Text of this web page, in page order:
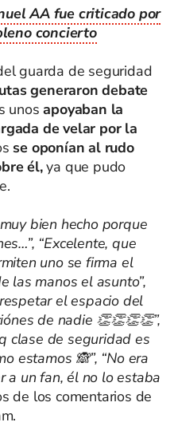
AA fue criticado por
concierto
guarda de seguridad
generaron debate
unosapoyaban la
de velar por la
se oponían al rudo
él,ya que pudo
bien hecho porque
“Excelente, que
uno se firma el
las manos el asunto”,
el espacio del
de nadie 👏👏👏👏”,
clase de seguridad es
estamos 🙈”, “No era
a un fan, él no lo estaba
de los comentarios de